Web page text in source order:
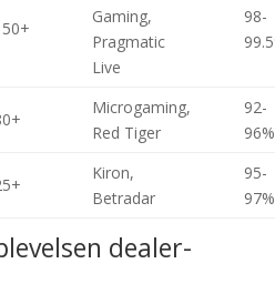
Gaming,
Pragmatic
Live
98-
Microgaming,
Red Tiger
92-
96%
Kiron,
Betradar
95-
97%
dealer-